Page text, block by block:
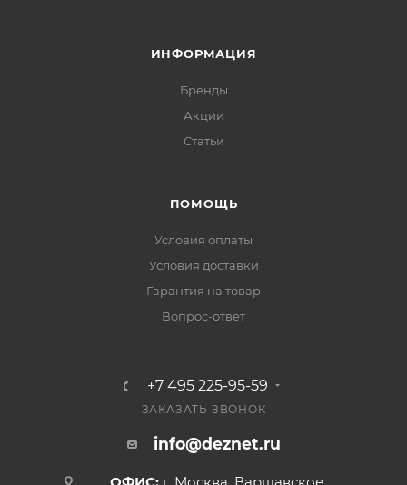
ИНФОРМАЦИЯ
Бренды
Акции
Статьи
ПОМОЩЬ
Условия оплаты
Условия доставки
Гарантия на товар
Вопрос-ответ
+7 495 225-95-59
ЗАКАЗАТЬ ЗВОНОК
info@deznet.ru